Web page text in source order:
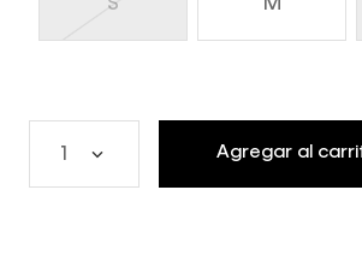
S M
Agregar al